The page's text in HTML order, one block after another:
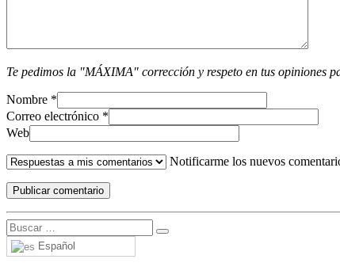
Te pedimos la "MÁXIMA" corrección y respeto en tus opiniones
Nombre *
Correo electrónico *
Web
Notificarme los nuevos
Español